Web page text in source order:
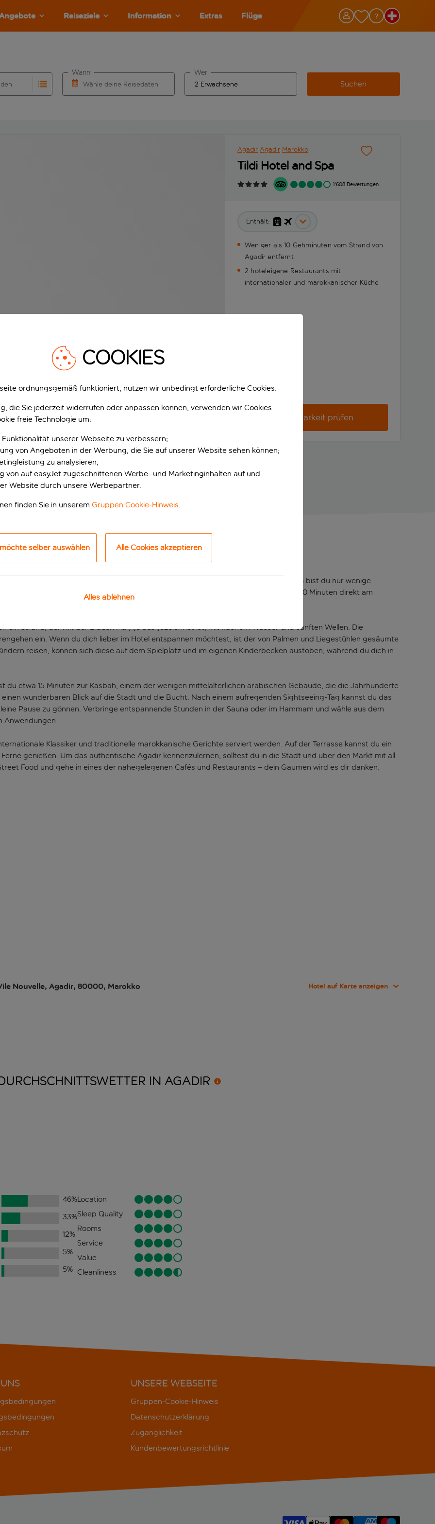
Reiseziele Information Extras Flüge
Wähle deine Reisedaten
Wann Wer
Suchen
Agadir Agadir Marokko
Tildi Hotel and Spa
1'608 Bewertungen
Enthält:
Weniger als 10 Gehminuten vom Strand von
Agadir entfernt
2 hoteleigene Restaurants mit
internationaler und marokkanischer Küche
Verfügbarkeit prüfen
in Agadir
dreht sich alles um Sonne und Meer – und bei einem Aufenthalt im Tildi Hotel & Spa bist du nur wenige
über die gesamte Länge der Stadt erstreckt. Vom Hotel aus bist du in weniger als 10 Minuten direkt am
ein Strand, der mit der Blauen Flagge ausgezeichnet ist, mit flachem Wasser und sanften Wellen. Die
ein. Wenn du dich lieber im Hotel entspannen möchtest, ist der von Palmen und Liegestühlen gesäumte
reisen, können sich diese auf dem Spielplatz und im eigenen Kinderbecken austoben, während du dich in
etwa 15 Minuten zur Kasbah, einem der wenigen mittelalterlichen arabischen Gebäude, die die Jahrhunderte
wunderbaren Blick auf die Stadt und die Bucht. Nach einem aufregenden Sightseeing-Tag kannst du das
Pause zu gönnen. Verbringe entspannende Stunden in der Sauna oder im Hammam und wähle aus dem
Anwendungen.
Klassiker und traditionelle marokkanische Gerichte serviert werden. Auf der Terrasse kannst du ein
genießen. Um das authentische Agadir kennenzulernen, solltest du in die Stadt und über den Markt mit all
Food und gehe in eines der nahegelegenen Cafés und Restaurants – dein Gaumen wird es dir danken.
Nouvelle, Agadir, 80000, Marokko Hotel auf Karte anzeigen
IN AGADIR
46%
33%
12%
5%
5%
Location
Sleep Quality
Rooms
Service
Value
Cleanliness
UNSERE WEBSEITE
Gruppen-Cookie-Hinweis
Datenschutzerklärung
Zugänglichkeit
Kundenbewertungsrichtlinie
COOKIES
ordnungsgemäß funktioniert, nutzen wir unbedingt erforderliche Cookies.
die Sie jederzeit widerrufen oder anpassen können, verwenden wir Cookies
freie Technologie um:
unserer Webseite zu verbessern;
von Angeboten in der Werbung, die Sie auf unserer Website sehen können;
zu analysieren;
von auf easyJet zugeschnittenen Werbe- und Marketinginhalten auf und
Website durch unsere Werbepartner.
finden Sie in unserem Gruppen Cookie-Hinweis
selber auswählen Alle Cookies akzeptieren
Alles ablehnen